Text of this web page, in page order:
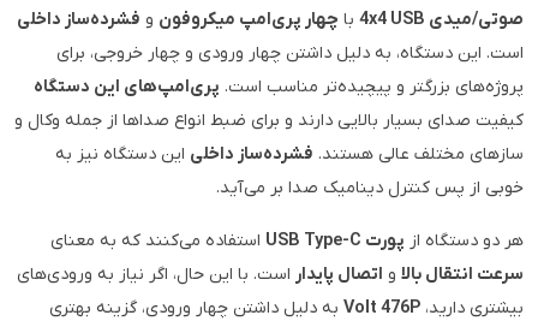
صوتی/میدی 4x4 USB
با چهار پری‌امپ میکروفون و فشرده‌ساز داخلی
است. این دستگاه، به دلیل داشتن چهار ورودی و چهار خروجی، برای
پروژه‌های بزرگتر و پیچیده‌تر مناسب است. پری‌امپ‌های این دستگاه
کیفیت صدای بسیار بالایی دارند و برای ضبط انواع صداها از جمله وکال و
سازهای مختلف عالی هستند. فشرده‌ساز داخلی این دستگاه نیز به
خوبی از پس کنترل دینامیک صدا بر می‌آید.
هر دو دستگاه از پورت USB Type-C
استفاده می‌کنند که به معنای
سرعت انتقال بالا و اتصال پایدار است. با این حال، اگر نیاز به ورودی‌های
بیشتری دارید، Volt 476P به دلیل داشتن چهار ورودی، گزینه بهتری